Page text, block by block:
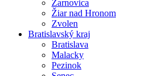
Žarnovica
Žiar nad Hronom
Zvolen
Bratislavský kraj
Bratislava
Malacky
Pezinok